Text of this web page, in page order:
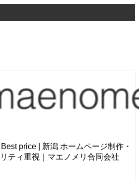
price | 新潟 ホームページ制作・
ティ重視｜マエノメリ合同会社